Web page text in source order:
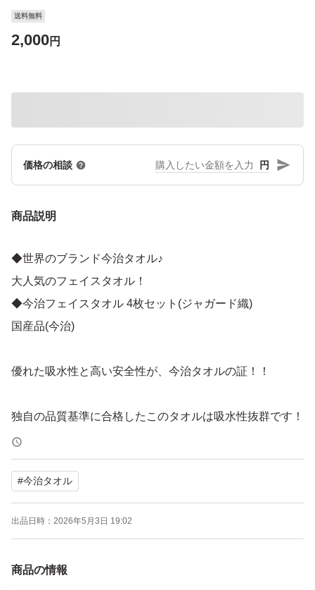
送料無料
2,000円
価格の相談 円
商品説明
◆世界のブランド今治タオル♪
大人気のフェイスタオル！
◆今治フェイスタオル 4枚セット(ジャガード織)
国産品(今治)
優れた吸水性と高い安全性が、今治タオルの証！！
独自の品質基準に合格したこのタオルは吸水性抜群です！
さらに軽量化することにより洗濯後の乾きも早いです♪
吸水性に優れながら速乾性があるという、相反する特徴が
ありますので、洗濯物が
乾きにくい冬場に活躍してくれそうです！
また生地がパイル地ではないので、羽落ちを気にしなくて
#今治タオル
出品日時： 2026年5月3日 19:02
商品の情報